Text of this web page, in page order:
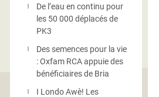
De l’eau en continu pour
les 50 000 déplacés de
PK3
Des semences pour la vie
: Oxfam RCA appuie des
bénéficiaires de Bria
I Londo Awè! Les